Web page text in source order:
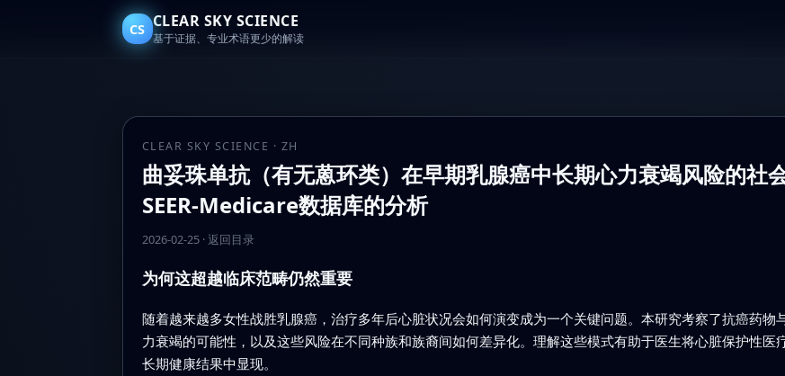
CS CLEAR SKY SCIENCE
基于证据、专业术语更少的解读
CLEAR SKY SCIENCE · ZH
曲妥珠单抗（有无蒽环类）在早期乳腺癌中长期心力衰竭风险的社
SEER‑Medicare数据库的分析
2026-02-25· 返回目录
为何这超越临床范畴仍然重要
随着越来越多女性战胜乳腺癌，治疗多年后心脏状况会如何演变成为一个关键问题。本研究考察了抗癌药
力衰竭的可能性，以及这些风险在不同种族和族裔间如何差异化。理解这些模式有助于医生将心脏保护性
长期健康结果中显现。